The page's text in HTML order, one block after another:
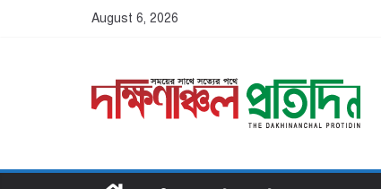
August 6, 2026